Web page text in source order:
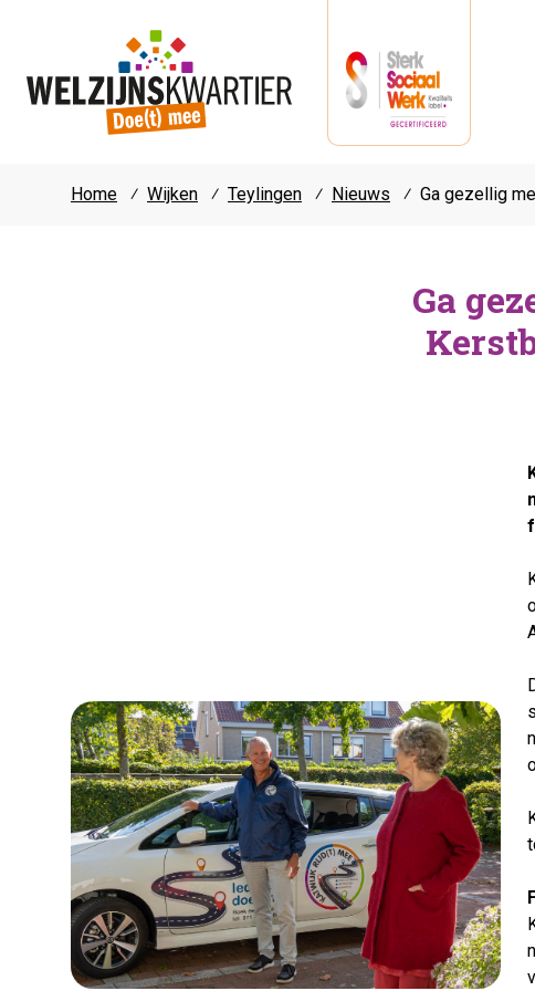
Home ⁄ Wijken ⁄ Teylingen ⁄ Nieuws ⁄ Ga gezellig
Ga